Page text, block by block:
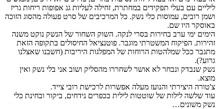
ליליים עם בעלי תפקידים במחתרת, זחילה לעליות גג אפופות ריחות גריז
ושמן רובים, עמוסות כלי נשק. כל המרכיבים של סרט פעולה מהסוג הזוכה
באוסקר היו שם.
הימים ימי ערב בחירות בסרי לנקה. השוק השחור של הנשק נוקט משנה
זהירות. הפיקוח המשטרתי מוגבר. פוטנציאל החיסולים בתקופה הזאת
מתגבר ככל שמלהטות הרוחות של המפלגות היריבות (חשבנו שאצלנו
גרוע?).
נשק שנבדק ונבחר לא אושר לשחררו מהסליק ושוב אני בלי נשק ואין
מוצא.
צ'טורה היצירתי והנועז מעלה אפשרות לרכישת רובי צייד.
עוד שלשה לילות של שוטטות לילית בכפרים נידחים, ביקור ובחינת כלי
נשק משונים…